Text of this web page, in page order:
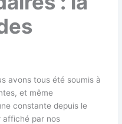
avons tous été soumis à
et même
constante depuis le
affiché par nos